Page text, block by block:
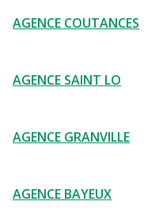
AGENCE COUTANCES
AGENCE SAINT LO
AGENCE GRANVILLE
AGENCE BAYEUX